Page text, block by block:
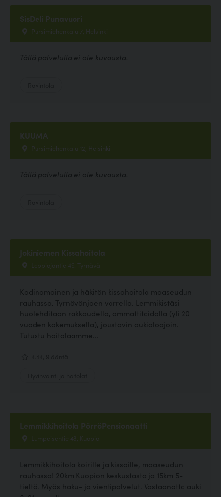
SisDeli Punavuori
Pursimiehenkatu 7, Helsinki
Tällä palvelulla ei ole kuvausta.
KUUMA
Pursimiehenkatu 12, Helsinki
Tällä palvelulla ei ole kuvausta.
Jokiniemen Kissahoitola
Leppiojantie 49, Tyrnävä
Kodinomainen ja häkitön kissahoitola maaseudun
rauhassa, Tyrnävänjoen varrella. Lemmikistäsi
huolehditaan rakkaudella, ammattitaidolla (yli 20
vuoden kokemuksella), joustavin aukioloajoin.
Tutustu hoitolaamme...
Lemmikkihoitola PörröPensionaatti
Lumpeisentie 43, Kuopio
Lemmikkihoitola koirille ja kissoille, maaseudun
rauhassa! 20km Kuopion keskustasta ja 15km 5-
tieltä. Myös haku- ja vientipalvelut. Vastaanotto auki